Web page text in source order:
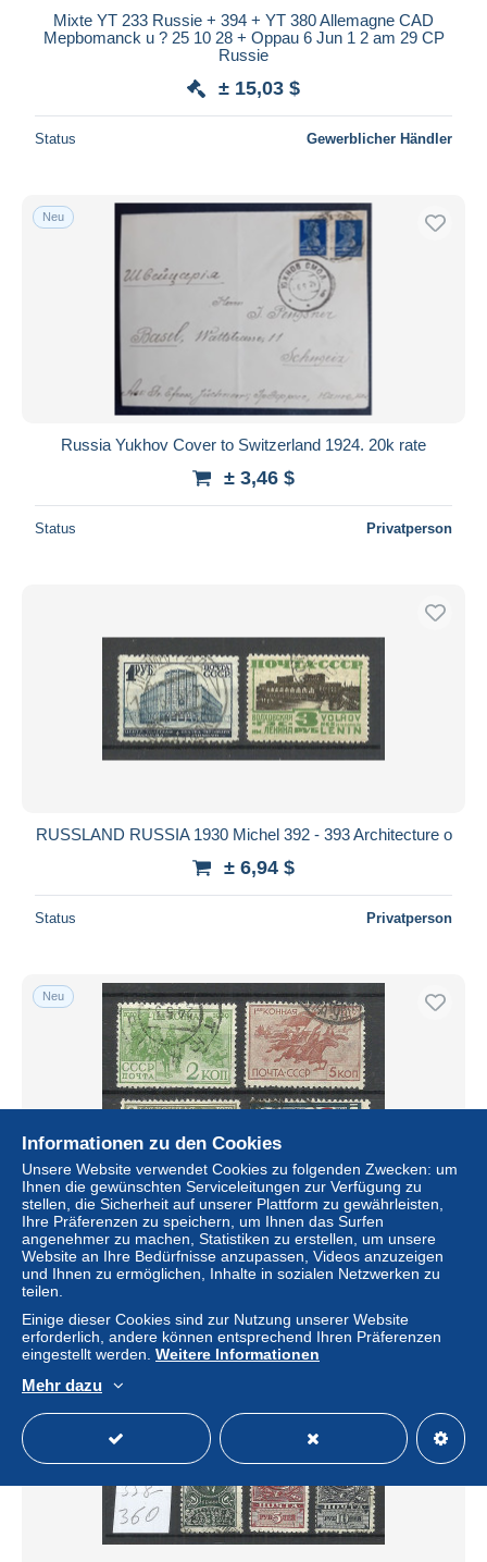
Mixte YT 233 Russie + 394 + YT 380 Allemagne CAD
Mepbomanck u ? 25 10 28 + Oppau 6 Jun 1 2 am 29 CP
Russie
± 15,03 $
Status Gewerblicher Händler
Neu
Russia Yukhov Cover to Switzerland 1924. 20k rate
± 3,46 $
Status Privatperson
RUSSLAND RUSSIA 1930 Michel 392 - 393 Architecture o
± 6,94 $
Status Privatperson
Neu
RUSSLAND RUSSIA 1929 Michel 385 - 388 o
± 8,67 $
Neu
Informationen zu den Cookies
Unsere Website verwendet Cookies zu folgenden Zwecken: um
Ihnen die gewünschten Serviceleitungen zur Verfügung zu
stellen, die Sicherheit auf unserer Plattform zu gewährleisten,
Ihre Präferenzen zu speichern, um Ihnen das Surfen
angenehmer zu machen, Statistiken zu erstellen, um unsere
Website an Ihre Bedürfnisse anzupassen, Videos anzuzeigen
und Ihnen zu ermöglichen, Inhalte in sozialen Netzwerken zu
teilen.
Einige dieser Cookies sind zur Nutzung unserer Website
erforderlich, andere können entsprechend Ihren Präferenzen
eingestellt werden. Weitere Informationen
Mehr dazu